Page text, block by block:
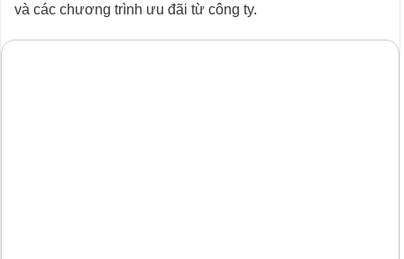
và các chương trình ưu đãi từ công ty.